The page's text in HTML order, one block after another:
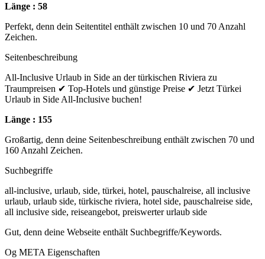
Länge : 58
Perfekt, denn dein Seitentitel enthält zwischen 10 und 70 Anzahl
Zeichen.
Seitenbeschreibung
All-Inclusive Urlaub in Side an der türkischen Riviera zu
Traumpreisen ✔ Top-Hotels und günstige Preise ✔ Jetzt Türkei
Urlaub in Side All-Inclusive buchen!
Länge : 155
Großartig, denn deine Seitenbeschreibung enthält zwischen 70 und
160 Anzahl Zeichen.
Suchbegriffe
all-inclusive, urlaub, side, türkei, hotel, pauschalreise, all inclusive
urlaub, urlaub side, türkische riviera, hotel side, pauschalreise side,
all inclusive side, reiseangebot, preiswerter urlaub side
Gut, denn deine Webseite enthält Suchbegriffe/Keywords.
Og META Eigenschaften